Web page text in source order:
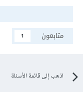
متابعون
1
اذهب إلى قائمة الأسئلة